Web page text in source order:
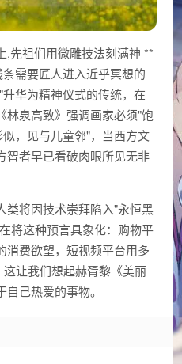
,先祖们用微雕技法刻满神 **
需要匠人进入近乎冥想的
华为精神仪式的传统，在
泉高致》强调画家必须"饱
，见与儿童邻"，当西方文
智者早已看破肉眼所见无非
类将因技术崇拜陷入"永恒黑
将这种预言具象化：购物平
消费欲望，短视频平台用多
让我们想起赫胥黎《美丽
己热爱的事物。